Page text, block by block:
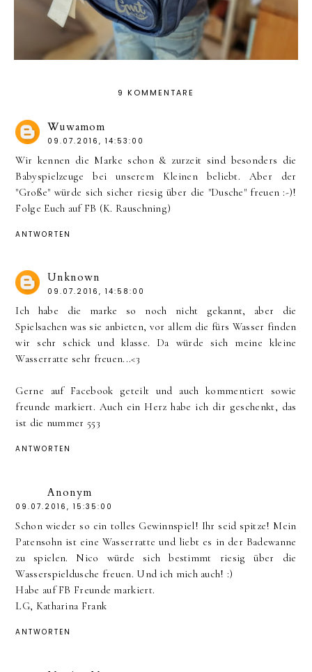
9 KOMMENTARE
Wuwamom
09.07.2016, 14:53:00
Wir kennen die Marke schon & zurzeit sind besonders die
Babyspielzeuge bei unserem Kleinen beliebt. Aber der
"Große" würde sich sicher riesig über die "Dusche" freuen :-)!
Folge Euch auf FB (K. Rauschning)
ANTWORTEN
Unknown
09.07.2016, 14:58:00
Ich habe die marke so noch nicht gekannt, aber die
Spielsachen was sie anbieten, vor allem die fürs Wasser finden
wir sehr schick und klasse. Da würde sich meine kleine
Wasserratte sehr freuen...<3
Gerne auf Facebook geteilt und auch kommentiert sowie
freunde markiert. Auch ein Herz habe ich dir geschenkt, das
ist die nummer 553
ANTWORTEN
Anonym
09.07.2016, 15:35:00
Schon wieder so ein tolles Gewinnspiel! Ihr seid spitze! Mein
Patensohn ist eine Wasserratte und liebt es in der Badewanne
zu spielen. Nico würde sich bestimmt riesig über die
Wasserspieldusche freuen. Und ich mich auch! :)
Habe auf FB Freunde markiert.
LG, Katharina Frank
ANTWORTEN